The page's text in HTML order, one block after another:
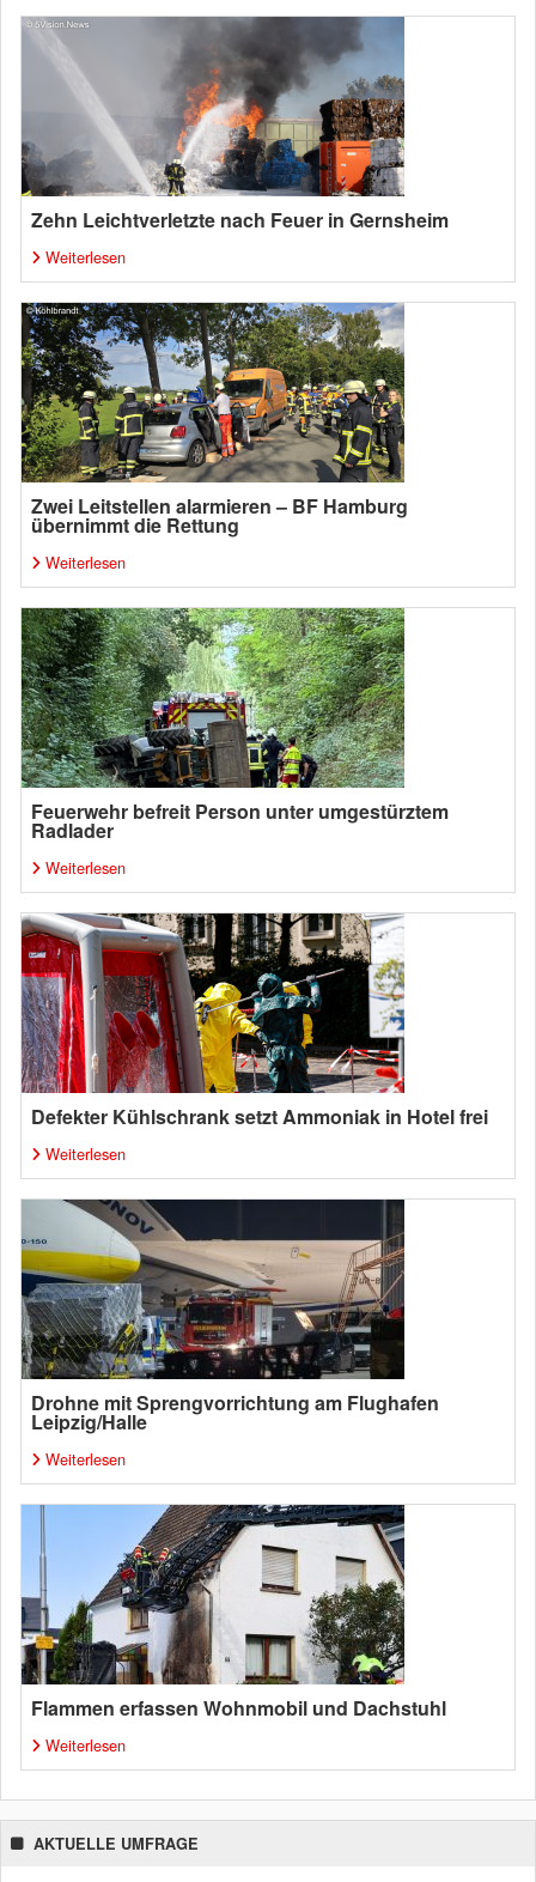
Zehn Leichtverletzte nach Feuer in Gernsheim
Weiterlesen
Zwei Leitstellen alarmieren – BF Hamburg
übernimmt die Rettung
Weiterlesen
Feuerwehr befreit Person unter umgestürztem
Radlader
Weiterlesen
Defekter Kühlschrank setzt Ammoniak in Hotel frei
Weiterlesen
Drohne mit Sprengvorrichtung am Flughafen
Leipzig/Halle
Weiterlesen
Flammen erfassen Wohnmobil und Dachstuhl
Weiterlesen
AKTUELLE UMFRAGE